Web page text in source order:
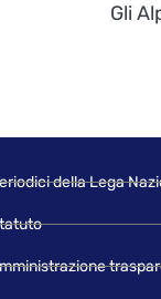
Gli
della Lega